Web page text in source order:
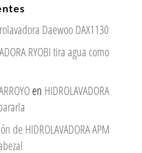
Daewoo DAX1130
RYOBI tira agua como
en HIDROLAVADORA
de HIDROLAVADORA APM